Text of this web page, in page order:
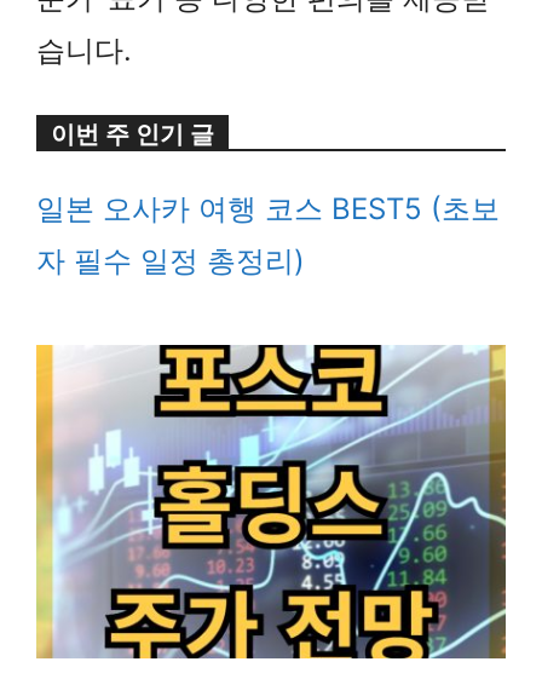
습니다.
이번 주 인기 글
일본 오사카 여행 코스 BEST5 (초보
자 필수 일정 총정리)